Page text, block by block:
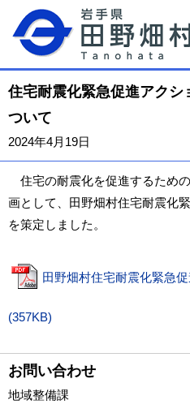
住宅耐震化緊急促進アクシ
ついて
2024年4月19日
住宅の耐震化を促進するため
画として、田野畑村住宅耐震化
を策定しました。
田野畑村住宅耐震化緊急
(357KB)
お問い合わせ
地域整備課